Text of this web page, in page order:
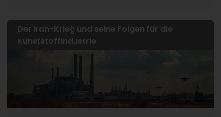
Der Iran-Krieg und seine Folgen für die
Kunststoffindustrie